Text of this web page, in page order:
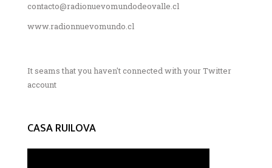
contacto@radionuevomundodeovalle.cl
www.radionnuevomundo.cl
It seams that you haven't connected with your Twitter
account
CASA RUILOVA